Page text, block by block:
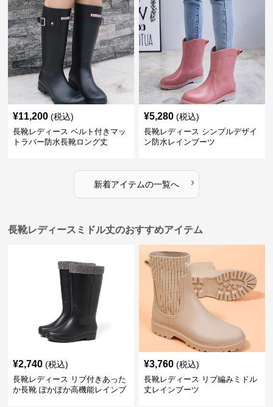
¥11,200 (税込)
長靴レディース ベルト付きマッ
トラバー防水長靴ロング丈
¥5,280 (税込)
長靴レディース シンプルデザイ
ン防水レインブーツ
新着アイテムの一覧へ ›
長靴レディースミドル丈のおすすめアイテム
¥2,740 (税込)
長靴レディース リブ付きあった
か長靴 ぽかぽか高機能レインブ
¥3,760 (税込)
長靴レディース リブ編みミドル
丈レインブーツ